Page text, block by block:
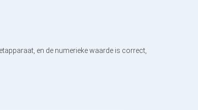
en de numerieke waarde is correct,